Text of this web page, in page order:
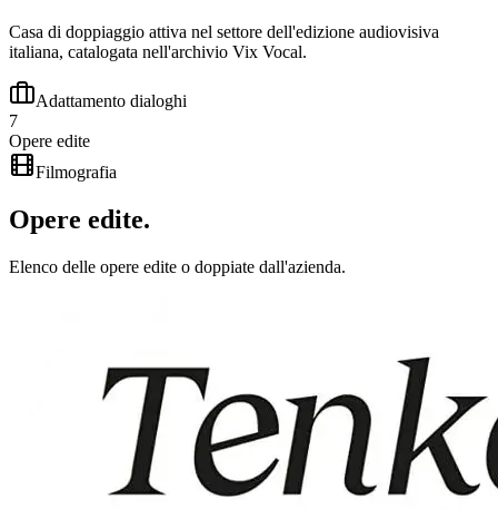
Casa di doppiaggio attiva nel settore dell'edizione audiovisiva
italiana, catalogata nell'archivio Vix Vocal.
Adattamento dialoghi
7
Opere edite
Filmografia
Opere edite.
Elenco delle opere edite o doppiate dall'azienda.